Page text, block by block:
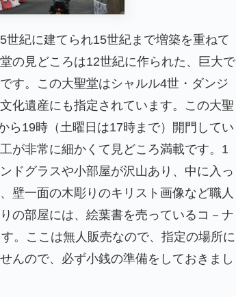
紀に建てられ15世紀まで増築を重ねて
の見どころは12世紀に作られた、巨大で
す。この大聖堂はシャルル4世・ダンジ
化遺産にも指定されています。この大聖
ら19時（土曜日は17時まで）開門してい
が非常に細かくて見どころ満載です。1
ドグラスや小部屋が沢山あり、中に入っ
壁一面の木彫りのキリスト画像など職人
の部屋には、絵葉書を売っているコ－ナ
。ここは無人販売なので、指定の場所に
んので、必ず小銭の準備をしておきまし